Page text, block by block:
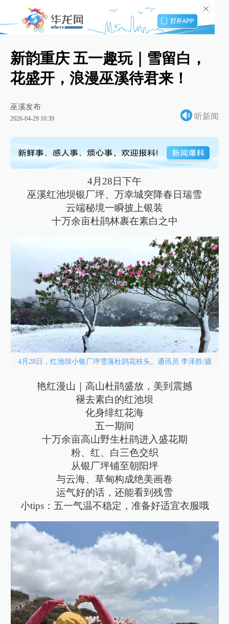
新韵重庆 五一趣玩｜雪留白，
花盛开，浪漫巫溪待君来！
巫溪发布
2026-04-29 10:39 听新闻
4月28日下午
巫溪红池坝银厂坪、万幸城突降春日瑞雪
云端秘境一瞬披上银装
十万余亩杜鹃林裹在素白之中
4月28日，红池坝小银厂坪雪落杜鹃花枝头。通讯员 李泽胜/摄
艳红漫山｜高山杜鹃盛放，美到震撼
褪去素白的红池坝
化身绯红花海
五一期间
十万余亩高山野生杜鹃进入盛花期
粉、红、白三色交织
从银厂坪铺至朝阳坪
与云海、草甸构成绝美画卷
运气好的话，还能看到残雪
小tips：五一气温不稳定，准备好适宜衣服哦